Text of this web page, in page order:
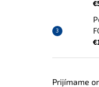
Prijímame